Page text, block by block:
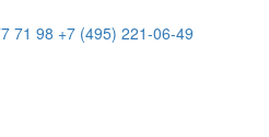
71 98 +7 (495) 221-06-49